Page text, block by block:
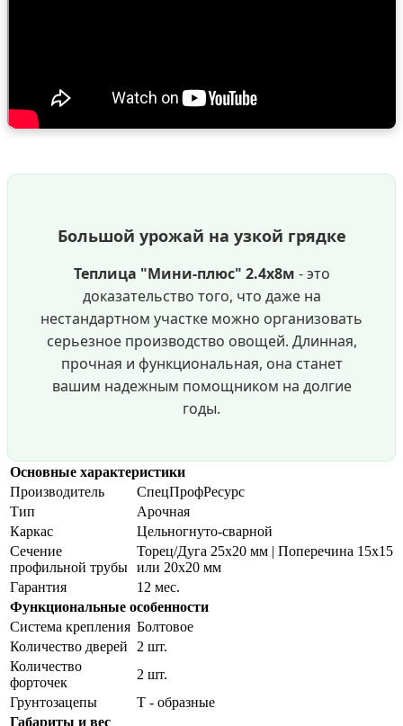
Большой урожай на узкой грядке
Теплица "Мини-плюс" 2.4х8м - это
доказательство того, что даже на
нестандартном участке можно организовать
серьезное производство овощей. Длинная,
прочная и функциональная, она станет
вашим надежным помощником на долгие
годы.
Основные характеристики
Производитель
СпецПрофРесурс
Тип
Арочная
Каркас
Цельногнуто-сварной
Сечение
профильной трубы
Торец/Дуга 25х20 мм | Поперечина 15х15
или 20х20 мм
Гарантия
12 мес.
Функциональные особенности
Система крепления Болтовое
Количество дверей
2 шт.
Количество
форточек
2 шт.
Грунтозацепы
Т - образные
Габариты и вес